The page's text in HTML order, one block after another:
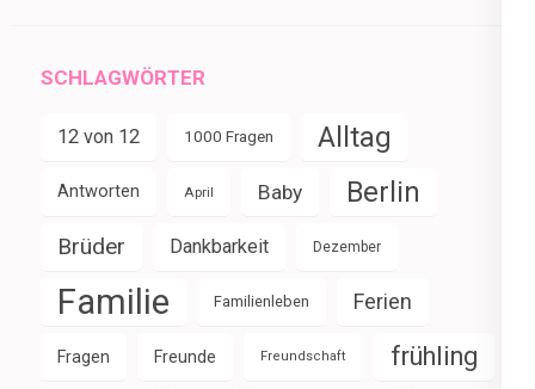
SCHLAGWÖRTER
12 von 12 1000 Fragen Alltag
Antworten April Baby Berlin
Brüder Dankbarkeit Dezember
Familie Familienleben Ferien
Fragen Freunde Freundschaft frühling